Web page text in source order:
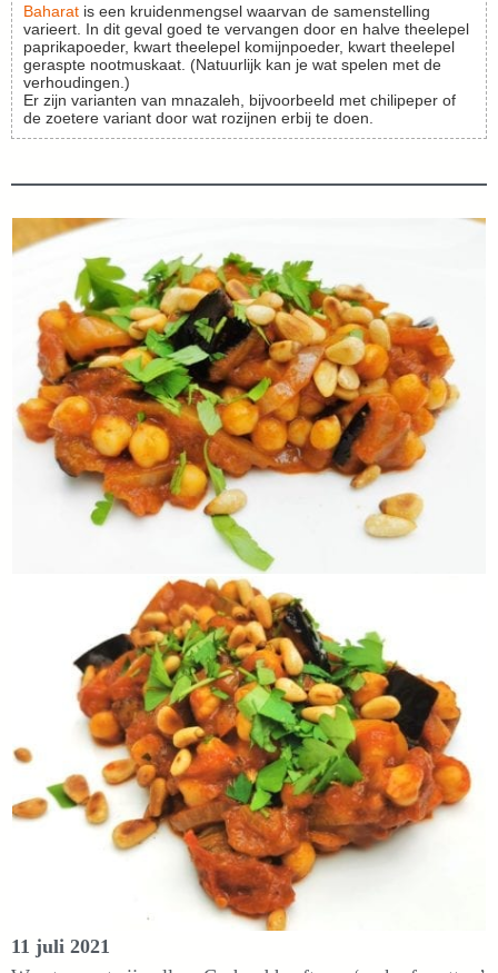
Baharat is een kruidenmengsel waarvan de samenstelling
varieert. In dit geval goed te vervangen door en halve theelepel
paprikapoeder, kwart theelepel komijnpoeder, kwart theelepel
geraspte nootmuskaat. (Natuurlijk kan je wat spelen met de
verhoudingen.)
Er zijn varianten van mnazaleh, bijvoorbeeld met chilipeper of
de zoetere variant door wat rozijnen erbij te doen.
11 juli 2021